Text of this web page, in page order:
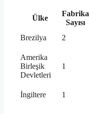
Ülke
Fabrika
Sayısı
Brezilya
2
Amerika
Birleşik
Devletleri
1
İngiltere
1